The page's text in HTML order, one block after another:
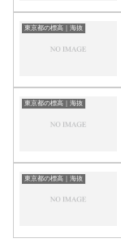
東京都の標高｜海抜
東京都の標高｜海抜
東京都の標高｜海抜